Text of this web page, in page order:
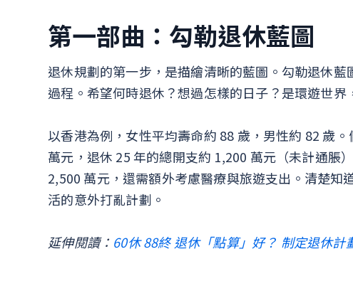
第一部曲：勾勒退休藍圖
退休規劃的第一步，是描繪清晰的藍圖。勾勒退休
過程。希望何時退休？想過怎樣的日子？是環遊世界
以香港為例，女性平均壽命約 88 歲，男性約 82 歲
萬元，退休 25 年的總開支約 1,200 萬元（未計通脹
2,500 萬元，還需額外考慮醫療與旅遊支出。清楚
活的意外打亂計劃。
延伸閱讀： 60休 88終 退休「點算」好？ 制定退休計